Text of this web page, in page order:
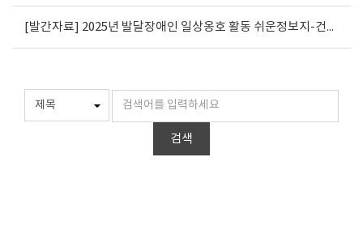
[발간자료] 2025년 발달장애인 일상옹호 활동 쉬운정보지-건강편
검색